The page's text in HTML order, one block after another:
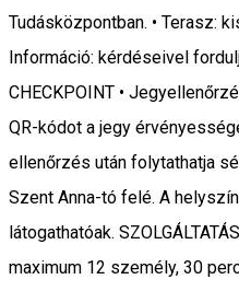
Tudásközpontban. • Terasz:
Információ: kérdéseivel
CHECKPOINT •
QR-kódot a jegy
ellenőrzés után folytathatja
Szent Anna-tó felé. A
látogathatóak.
maximum 12 személy, 30